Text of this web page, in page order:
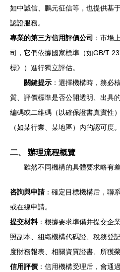
如中誠信、鵬元征信等，也提供基
認證服務。
專業的第三方信用評價公司 ：市場
司，它們依據國家標準（如GB/T
標》）進行獨立評估。
關鍵提示 ：選擇機構時，務必
質、評價標準是否公開透明、出具
編碼或二維碼（以確保證書真實性
（如某行業、某地區）內的認可度。
二、 辦理流程概覽
雖然不同機構的具體要求略有
咨詢與申請：確定目標機構后，聯
或在線申請。
提交材料：根據要求準備并提交企
照副本、組織機構代碼證、稅務登
度財務報表、相關資質證書、所獲
信用評價 ：信用機構受理后，會通